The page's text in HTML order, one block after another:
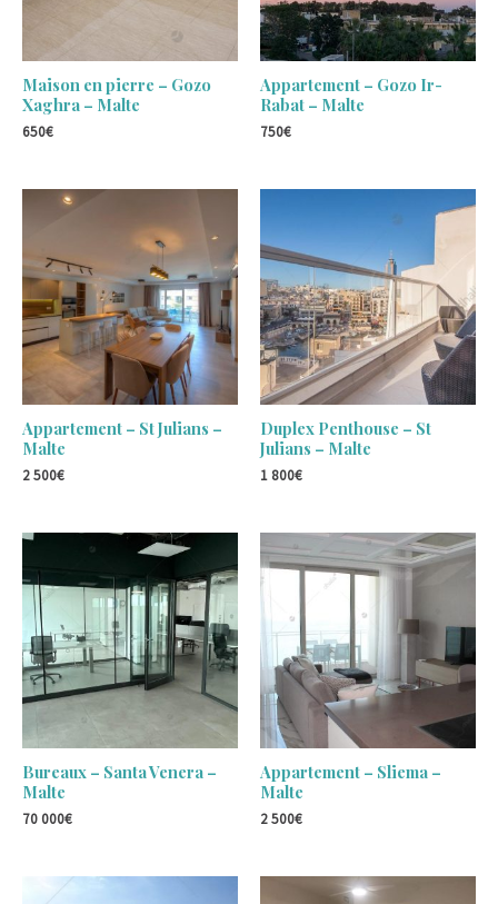
Maison en pierre – Gozo
Xaghra – Malte
650€
Appartement – Gozo Ir-
Rabat – Malte
750€
Appartement – St Julians –
Malte
2 500€
Duplex Penthouse – St
Julians – Malte
1 800€
Bureaux – Santa Venera –
Malte
70 000€
Appartement – Sliema –
Malte
2 500€